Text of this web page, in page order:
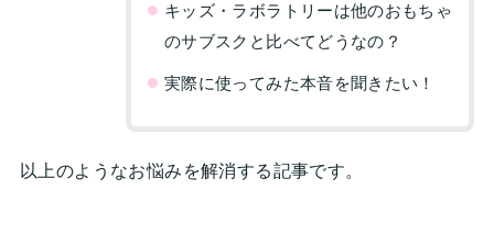
キッズ・ラボラトリーは他のおもちゃ
のサブスクと比べてどうなの？
実際に使ってみた本音を聞きたい！
以上のようなお悩みを解消する記事です。